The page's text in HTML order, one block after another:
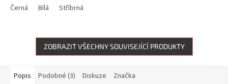
Černá Bílá Stříbrná
ZOBRAZIT VŠECHNY SOUVISEJÍCÍ PRODUKTY
Popis Podobné (3) Diskuze Značka